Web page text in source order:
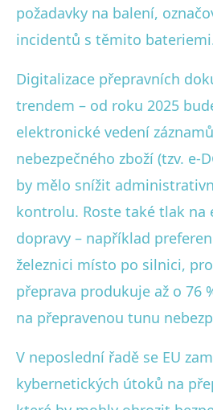
požadavky na balení,
incidentů s těmito
Digitalizace přepravních
trendem – od roku 2025
elektronické vedení
nebezpečného zboží (tzv. e-
by mělo snížit
kontrolu. Roste také tlak na
dopravy – například
železnici místo po silnici,
přeprava produkuje až o 76
na přepravenou tunu
V neposlední řadě se EU
kybernetických útoků na